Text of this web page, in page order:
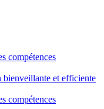
compétences
et efficiente
compétences